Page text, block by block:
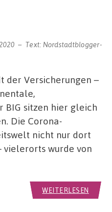
Text: Nordstadtblogger-
der Versicherungen –
BIG sitzen hier gleich
Die Corona-
nicht nur dort
wurde von
WEITERLESEN